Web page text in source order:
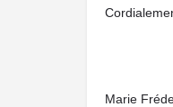
Marie